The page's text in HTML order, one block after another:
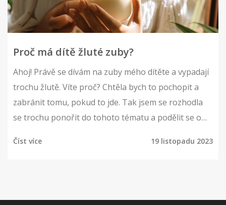
Proč má dítě žluté zuby?
Ahoj! Právě se dívám na zuby mého dítěte a vypadají
trochu žlutě. Víte proč? Chtěla bych to pochopit a
zabránit tomu, pokud to jde. Tak jsem se rozhodla
se trochu ponořit do tohoto tématu a podělit se o
hygiena a i některé nemoci. Pokud se také potýkáte
Číst více 19 listopadu 2023